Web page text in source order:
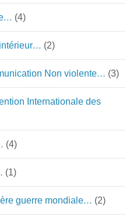
(4)
(2)
Non violente… (3)
Internationale des
(4)
(1)
guerre mondiale… (2)